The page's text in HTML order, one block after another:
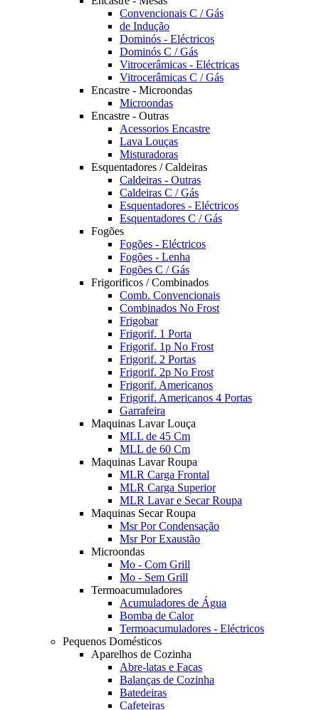
Convencionais C / Gás
de Indução
Dominós - Eléctricos
Dominós C / Gás
Vitrocerâmicas - Eléctricas
Vitrocerâmicas C / Gás
Encastre - Microondas
Microondas
Encastre - Outras
Acessorios Encastre
Lava Louças
Misturadoras
Esquentadores / Caldeiras
Caldeiras - Outras
Caldeiras C / Gás
Esquentadores - Eléctricos
Esquentadores C / Gás
Fogões
Fogões - Eléctricos
Fogões - Lenha
Fogões C / Gás
Frigorificos / Combinados
Comb. Convencionais
Combinados No Frost
Frigobar
Frigorif. 1 Porta
Frigorif. 1p No Frost
Frigorif. 2 Portas
Frigorif. 2p No Frost
Frigorif. Americanos
Frigorif. Americanos 4 Portas
Garrafeira
Maquinas Lavar Louça
MLL de 45 Cm
MLL de 60 Cm
Maquinas Lavar Roupa
MLR Carga Frontal
MLR Carga Superior
MLR Lavar e Secar Roupa
Maquinas Secar Roupa
Msr Por Condensação
Msr Por Exaustão
Microondas
Mo - Com Grill
Mo - Sem Grill
Termoacumuladores
Acumuladores de Água
Bomba de Calor
Termoacumuladores - Eléctricos
Pequenos Domésticos
Aparelhos de Cozinha
Abre-latas e Facas
Balanças de Cozinha
Batedeiras
Cafeteiras